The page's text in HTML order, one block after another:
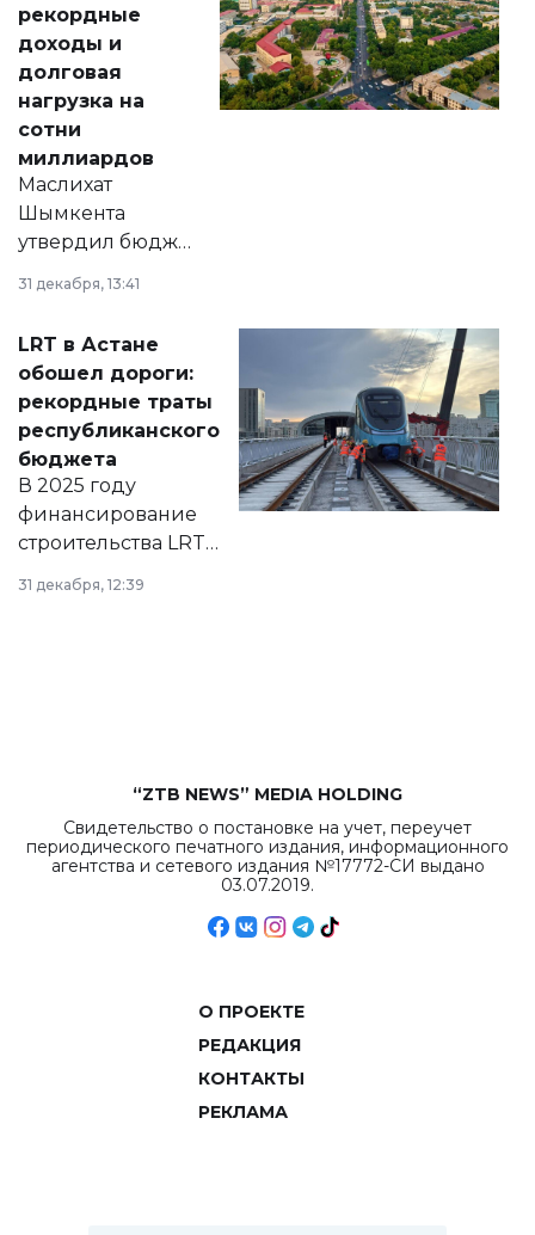
рекордные
доходы и
долговая
нагрузка на
сотни
миллиардов
Маслихат
Шымкента
утвердил бюджет
города на 2026–
2028 годы.
документ
появился в базе
нормативных
правовых актов и
на сайте маслихат
города.
31 декабря, 13:41
LRT в Астане
обошел дороги:
рекордные траты
республиканского
бюджета
В 2025 году
финансирование
строительства LRT
в Астане из
республиканского
31 декабря, 12:39
“ZTB NEWS” MEDIA HOLDING
Свидетельство о постановке на учет, переучет
периодического печатного издания, информационного
агентства и сетевого издания №17772-СИ выдано
03.07.2019.
О ПРОЕКТЕ
РЕДАКЦИЯ
КОНТАКТЫ
РЕКЛАМА